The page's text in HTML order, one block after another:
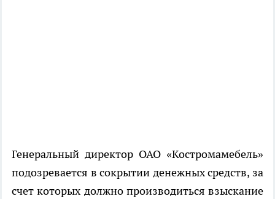
Генеральный директор ОАО «Костромамебель»
подозревается в сокрытии денежных средств, за
счет которых должно производиться взыскание